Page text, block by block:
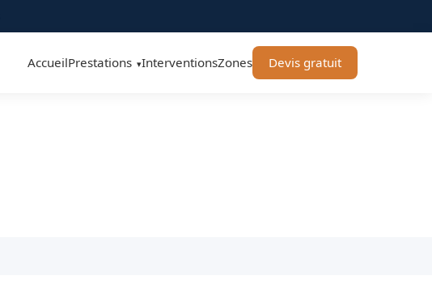
AccueilPrestations ▾InterventionsZones Devis gratuit